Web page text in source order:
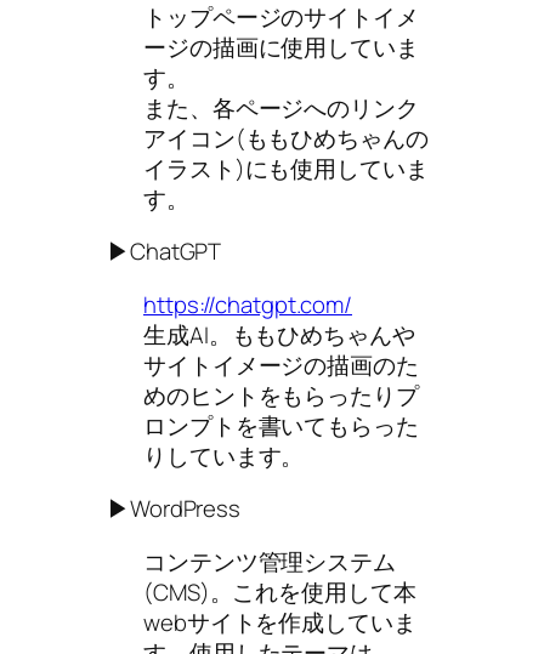
トップページのサイトイメ
ージの描画に使用していま
す。
また、各ページへのリンク
アイコン(ももひめちゃんの
イラスト)にも使用していま
す。
▶ChatGPT
https://chatgpt.com/
生成AI。ももひめちゃんや
サイトイメージの描画のた
めのヒントをもらったりプ
ロンプトを書いてもらった
りしています。
▶WordPress
コンテンツ管理システム
(CMS)。これを使用して本
webサイトを作成していま